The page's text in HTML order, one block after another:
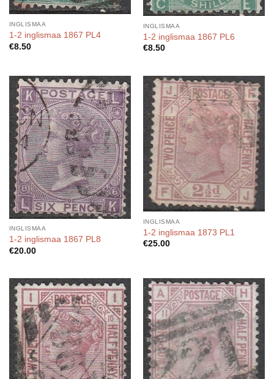
INGLISMAA
1-2 inglismaa 1867 PL4
€8.50
INGLISMAA
1-2 inglismaa 1867 PL6
€8.50
INGLISMAA
1-2 inglismaa 1867 PL8
€20.00
INGLISMAA
1-2 inglismaa 1873 PL1
€25.00